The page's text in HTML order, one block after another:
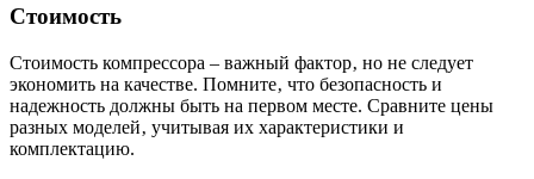
Стоимость
Стоимость компрессора – важный фактор‚ но не следует
экономить на качестве. Помните‚ что безопасность и
надежность должны быть на первом месте. Сравните цены
разных моделей‚ учитывая их характеристики и
комплектацию.